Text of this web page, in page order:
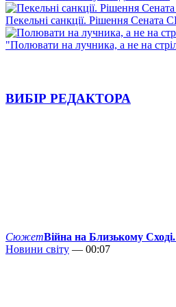
Пекельні санкції. Рішення Сената
"Полювати на лучника, а не на
ВИБІР РЕДАКТОРА
СюжетВійна на Близькому
Новини світу — 00:07